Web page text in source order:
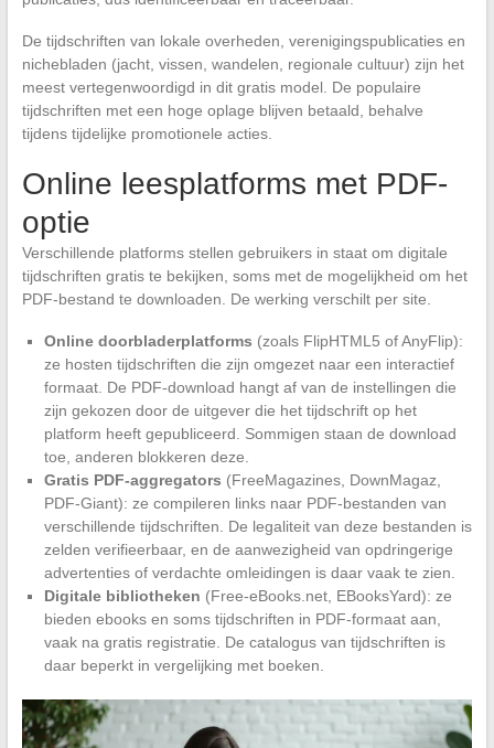
De tijdschriften van lokale overheden, verenigingspublicaties en
nichebladen (jacht, vissen, wandelen, regionale cultuur) zijn het
meest vertegenwoordigd in dit gratis model. De populaire
tijdschriften met een hoge oplage blijven betaald, behalve
tijdens tijdelijke promotionele acties.
Online leesplatforms met PDF-
optie
Verschillende platforms stellen gebruikers in staat om digitale
tijdschriften gratis te bekijken, soms met de mogelijkheid om het
PDF-bestand te downloaden. De werking verschilt per site.
Online doorbladerplatforms (zoals FlipHTML5 of AnyFlip):
ze hosten tijdschriften die zijn omgezet naar een interactief
formaat. De PDF-download hangt af van de instellingen die
zijn gekozen door de uitgever die het tijdschrift op het
platform heeft gepubliceerd. Sommigen staan de download
toe, anderen blokkeren deze.
Gratis PDF-aggregators (FreeMagazines, DownMagaz,
PDF-Giant): ze compileren links naar PDF-bestanden van
verschillende tijdschriften. De legaliteit van deze bestanden is
zelden verifieerbaar, en de aanwezigheid van opdringerige
advertenties of verdachte omleidingen is daar vaak te zien.
Digitale bibliotheken (Free-eBooks.net, EBooksYard): ze
bieden ebooks en soms tijdschriften in PDF-formaat aan,
vaak na gratis registratie. De catalogus van tijdschriften is
daar beperkt in vergelijking met boeken.